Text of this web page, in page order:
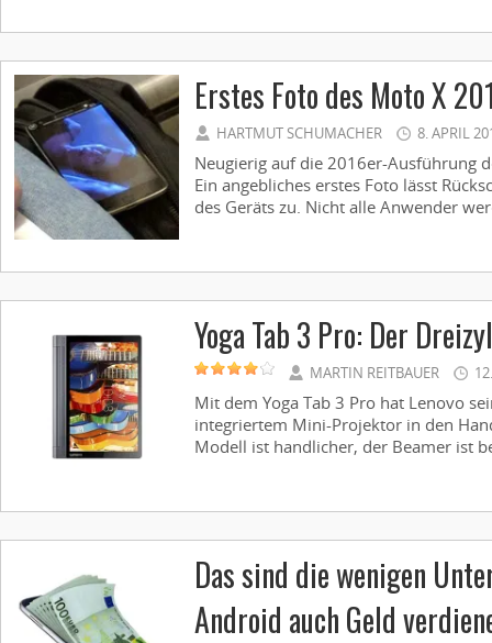
Erstes Foto des Moto X
HARTMUT SCHUMACHER 8. APRIL
Neugierig auf die 2016er-Ausführung
Ein angebliches erstes Foto lässt
des Geräts zu. Nicht alle Anwender
Yoga Tab 3 Pro: Der
MARTIN REITBAUER
Mit dem Yoga Tab 3 Pro hat Lenovo
integriertem Mini-­Projektor in den
Modell ist ­handlicher, der Beamer ist
Das sind die wenigen
Android auch Geld